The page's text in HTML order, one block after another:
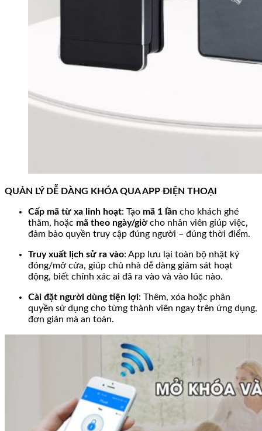
QUẢN LÝ DỄ DÀNG KHÓA QUA APP ĐIỆN THOẠI
Cấp mã từ xa linh hoạt: Tạo mã 1 lần cho khách ghé
thăm, hoặc mã theo ngày/giờcho nhân viên giúp việc,
đảm bảo quyền truy cập đúng người – đúng thời điểm.
Truy xuất lịch sử ra vào: App lưu lại toàn bộ nhật ký
đóng/mở cửa, giúp chủ nhà dễ dàng giám sát hoạt
động, biết chính xác ai đã ra vào và vào lúc nào.
Cài đặt người dùng tiện lợi: Thêm, xóa hoặc phân
quyền sử dụng cho từng thành viên ngay trên ứng dụng,
đơn giản mà an toàn.